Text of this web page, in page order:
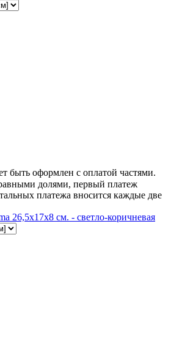
быть оформлен с оплатой частями.
долями, первый платеж
платежа вносится каждые две
26,5x17x8 см. - светло-коричневая